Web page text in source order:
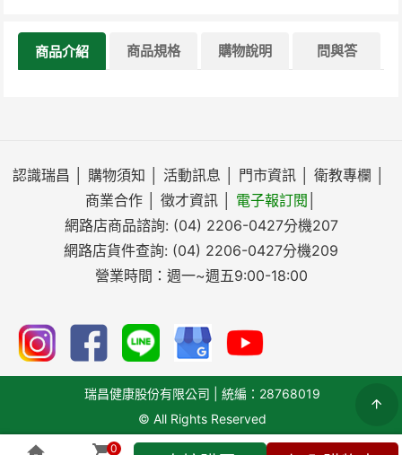
0
商品介紹 商品規格 購物說明 問與答
認識瑞昌 購物須知 活動訊息 門市資訊 衛教專欄
商業合作
徵才資訊 電子報訂閱
網路店商品諮詢: (04) 2206-0427分機207
網路店貨件查詢: (04) 2206-0427分機209
營業時間：週一~週五9:00-18:00
瑞昌健康股份有限公司 | 統編：28768019
© All Rights Reserved